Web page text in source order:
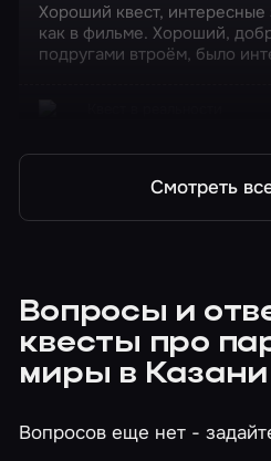
Хороший квест,
как в фильме. Хороший,
подругами втроём, было
Смотреть
Вопросы и
квесты про
миры в Казани
Вопросов еще нет -